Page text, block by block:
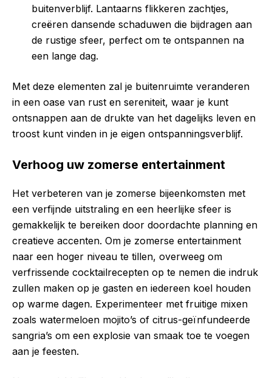
buitenverblijf. Lantaarns flikkeren zachtjes,
creëren dansende schaduwen die bijdragen aan
de rustige sfeer, perfect om te ontspannen na
een lange dag.
Met deze elementen zal je buitenruimte veranderen
in een oase van rust en sereniteit, waar je kunt
ontsnappen aan de drukte van het dagelijks leven en
troost kunt vinden in je eigen ontspanningsverblijf.
Verhoog uw zomerse entertainment
Het verbeteren van je zomerse bijeenkomsten met
een verfijnde uitstraling en een heerlijke sfeer is
gemakkelijk te bereiken door doordachte planning en
creatieve accenten. Om je zomerse entertainment
naar een hoger niveau te tillen, overweeg om
verfrissende cocktailrecepten op te nemen die indruk
zullen maken op je gasten en iedereen koel houden
op warme dagen. Experimenteer met fruitige mixen
zoals watermeloen mojito’s of citrus-geïnfundeerde
sangria’s om een explosie van smaak toe te voegen
aan je feesten.